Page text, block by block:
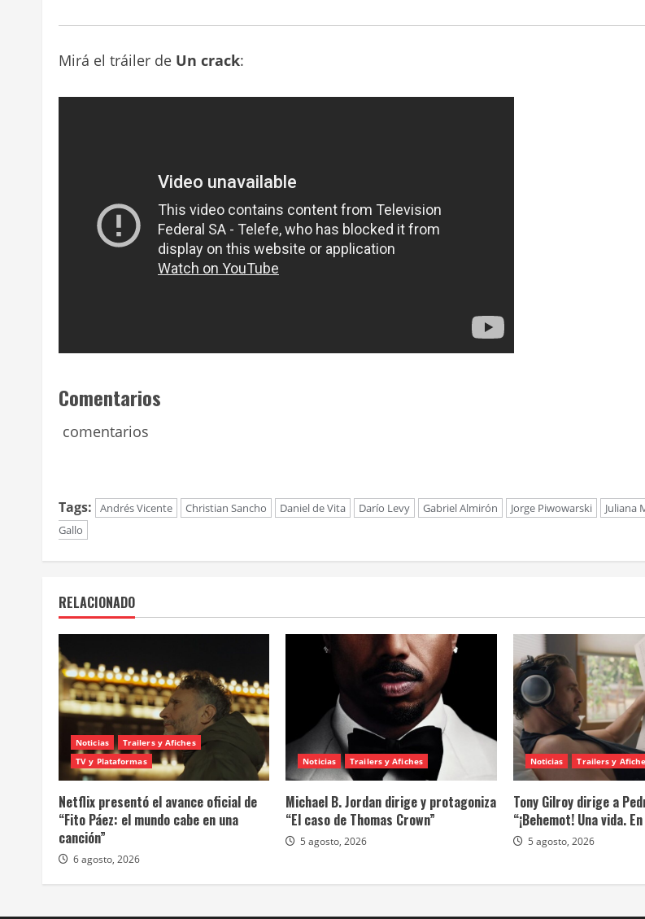
Mirá el tráiler de Un crack:
Comentarios
comentarios
Tags: Andrés Vicente Christian Sancho Daniel de Vita Darío Levy Gabriel Almirón Jorge Piwowarski Juliana
Gallo
RELACIONADO
Noticias
Trailers y Afiches
TV y Plataformas
Netflix presentó el avance oficial de
“Fito Páez: el mundo cabe en una
canción”
6 agosto, 2026
Noticias Trailers y Afiches
Michael B. Jordan dirige y protagoniza
“El caso de Thomas Crown”
5 agosto, 2026
Noticias Trailers y
Tony Gilroy dirige a
“¡Behemot! Una vida.
5 agosto, 2026